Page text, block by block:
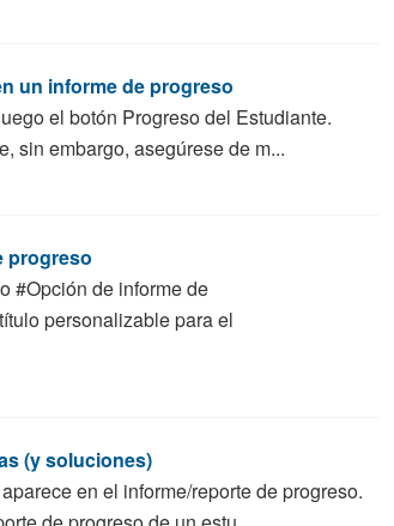
un informe de progreso
el botón Progreso del Estudiante.
sin embargo, asegúrese de m...
progreso
#Opción de informe de
personalizable para el
(y soluciones)
en el informe/reporte de progreso.